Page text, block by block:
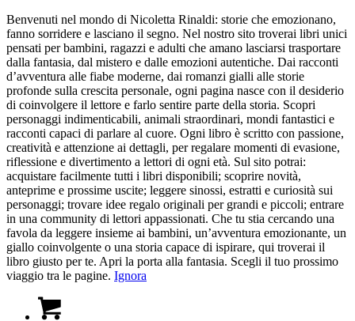
Benvenuti nel mondo di Nicoletta Rinaldi: storie che emozionano,
fanno sorridere e lasciano il segno. Nel nostro sito troverai libri unici
pensati per bambini, ragazzi e adulti che amano lasciarsi trasportare
dalla fantasia, dal mistero e dalle emozioni autentiche. Dai racconti
d’avventura alle fiabe moderne, dai romanzi gialli alle storie
profonde sulla crescita personale, ogni pagina nasce con il desiderio
di coinvolgere il lettore e farlo sentire parte della storia. Scopri
personaggi indimenticabili, animali straordinari, mondi fantastici e
racconti capaci di parlare al cuore. Ogni libro è scritto con passione,
creatività e attenzione ai dettagli, per regalare momenti di evasione,
riflessione e divertimento a lettori di ogni età. Sul sito potrai:
acquistare facilmente tutti i libri disponibili; scoprire novità,
anteprime e prossime uscite; leggere sinossi, estratti e curiosità sui
personaggi; trovare idee regalo originali per grandi e piccoli; entrare
in una community di lettori appassionati. Che tu stia cercando una
favola da leggere insieme ai bambini, un’avventura emozionante, un
giallo coinvolgente o una storia capace di ispirare, qui troverai il
libro giusto per te. Apri la porta alla fantasia. Scegli il tuo prossimo
viaggio tra le pagine. Ignora